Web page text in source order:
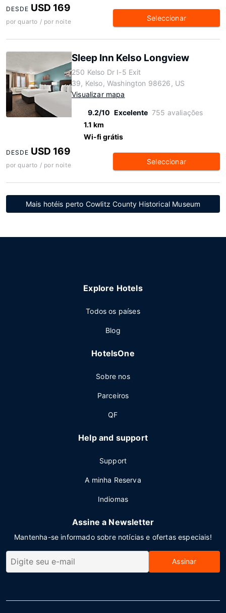
DESDE USD 169
por quarto / por noite Seleccionar
Sleep Inn Kelso Longview
250 Kelso Dr I-5 Exit
39, Kelso, Washington 98626, US
Visualizar mapa
9.2/10 Excelente 755 avaliações
1.1 km
Wi-fi grátis
DESDE USD 169
por quarto / por noite Seleccionar
Mais hotéis perto Cowlitz County Historical Museum
Explore Hotels
Todos os países
Blog
HotelsOne
Sobre nos
Parceiros
QF
Help and support
Support
A minha Reserva
Indiomas
Assine a Newsletter
Mantenha-se informado sobre notícias e ofertas especiais!
Assinar